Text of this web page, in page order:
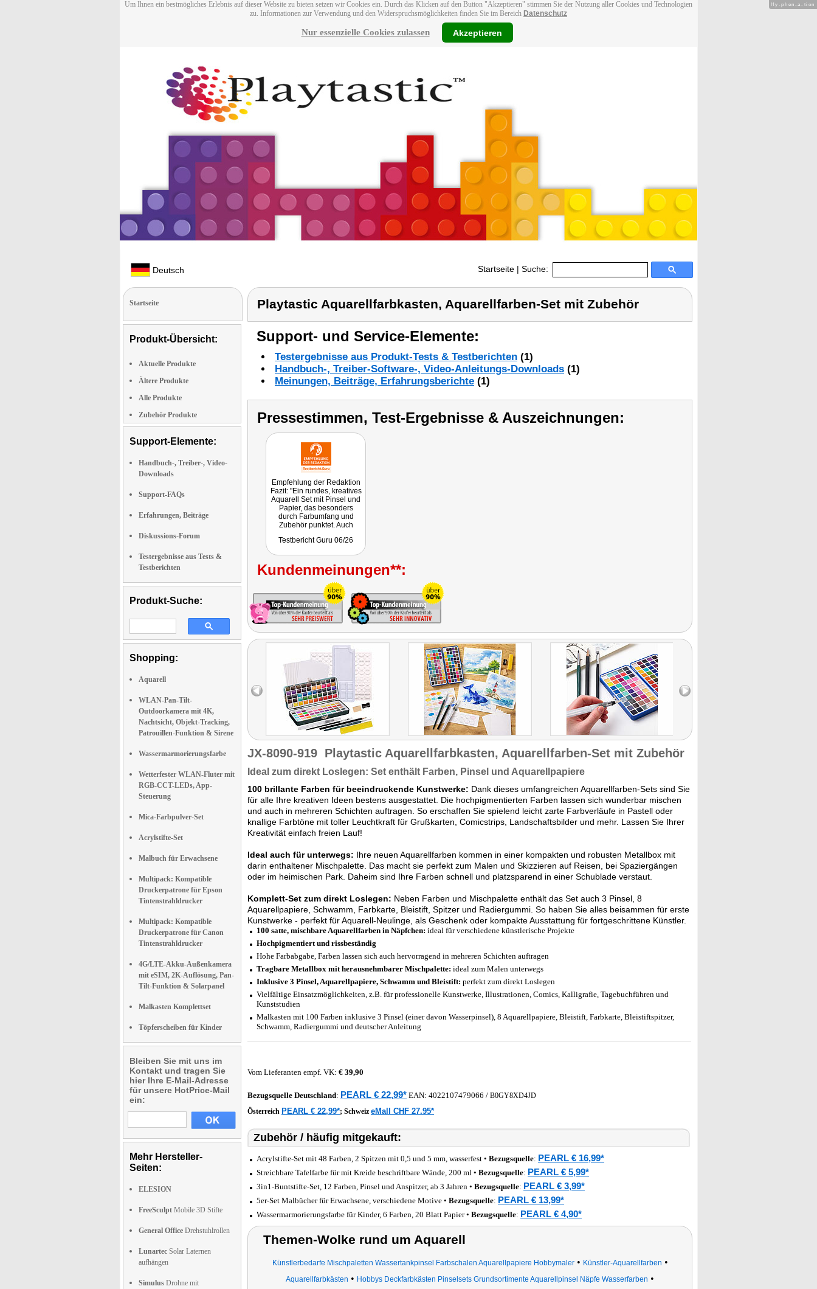
Um Ihnen ein bestmögliches Erlebnis auf dieser Website zu bieten setzen wir Cookies ein. Durch das Klicken auf den Button "Akzeptieren" stimmen Sie der Nutzung aller Cookies und Technologien
zu. Informationen zur Verwendung und den Widerspruchsmöglichkeiten finden Sie im Bereich Datenschutz
Nur essenzielle Cookies zulassen Akzeptieren
Deutsch Startseite | Suche:
Startseite
Produkt-Übersicht:
Aktuelle Produkte
Ältere Produkte
Alle Produkte
Zubehör Produkte
Support-Elemente:
Handbuch-, Treiber-, Video-
Downloads
Support-FAQs
Erfahrungen, Beiträge
Diskussions-Forum
Testergebnisse aus Tests &
Testberichten
Produkt-Suche:
Shopping:
Aquarell
WLAN-Pan-Tilt-
Outdoorkamera mit 4K,
Nachtsicht, Objekt-Tracking,
Patrouillen-Funktion & Sirene
Wassermarmorierungsfarbe
Wetterfester WLAN-Fluter mit
RGB-CCT-LEDs, App-
Steuerung
Mica-Farbpulver-Set
Acrylstifte-Set
Malbuch für Erwachsene
Multipack: Kompatible
Druckerpatrone für Epson
Tintenstrahldrucker
Multipack: Kompatible
Druckerpatrone für Canon
Tintenstrahldrucker
4G/LTE-Akku-Außenkamera
mit eSIM, 2K-Auflösung, Pan-
Tilt-Funktion & Solarpanel
Malkasten Komplettset
Töpferscheiben für Kinder
Bleiben Sie mit uns im
Kontakt und tragen Sie
hier Ihre E-Mail-Adresse
für unsere HotPrice-Mail
ein:
Mehr Hersteller-
Seiten:
ELESION
FreeSculpt Mobile 3D Stifte
General Office Drehstuhlrollen
Lunartec Solar Laternen
aufhängen
Simulus Drohne mit
Playtastic Aquarellfarbkasten, Aquarellfarben-Set mit Zubehör
Support- und Service-Elemente:
Testergebnisse aus Produkt-Tests & Testberichten (1)
Handbuch-, Treiber-Software-, Video-Anleitungs-Downloads (1)
Meinungen, Beiträge, Erfahrungsberichte (1)
Pressestimmen, Test-Ergebnisse & Auszeichnungen:
Empfehlung der Redaktion
Fazit: "Ein rundes, kreatives
Aquarell Set mit Pinsel und
Papier, das besonders
durch Farbumfang und
Zubehör punktet. Auch
gehalten, was bei vielen
hier jedoch durchaus gute
Resultate zum Vorschein
kommen."
Testbericht Guru 06/26
Kundenmeinungen**:
JX-8090-919 Playtastic Aquarellfarbkasten, Aquarellfarben-Set mit Zubehör
Ideal zum direkt Loslegen: Set enthält Farben, Pinsel und Aquarellpapiere
100 brillante Farben für beeindruckende Kunstwerke: Dank dieses umfangreichen Aquarellfarben-Sets sind Sie
für alle Ihre kreativen Ideen bestens ausgestattet. Die hochpigmentierten Farben lassen sich wunderbar mischen
und auch in mehreren Schichten auftragen. So erschaffen Sie spielend leicht zarte Farbverläufe in Pastell oder
knallige Farbtöne mit toller Leuchtkraft für Grußkarten, Comicstrips, Landschaftsbilder und mehr. Lassen Sie Ihrer
Kreativität einfach freien Lauf!
Ideal auch für unterwegs: Ihre neuen Aquarellfarben kommen in einer kompakten und robusten Metallbox mit
darin enthaltener Mischpalette. Das macht sie perfekt zum Malen und Skizzieren auf Reisen, bei Spaziergängen
oder im heimischen Park. Daheim sind Ihre Farben schnell und platzsparend in einer Schublade verstaut.
Komplett-Set zum direkt Loslegen: Neben Farben und Mischpalette enthält das Set auch 3 Pinsel, 8
Aquarellpapiere, Schwamm, Farbkarte, Bleistift, Spitzer und Radiergummi. So haben Sie alles beisammen für erste
Kunstwerke - perfekt für Aquarell-Neulinge, als Geschenk oder kompakte Ausstattung für fortgeschrittene Künstler.
100 satte, mischbare Aquarellfarben in Näpfchen: ideal für verschiedene künstlerische Projekte
Hochpigmentiert und rissbeständig
Hohe Farbabgabe, Farben lassen sich auch hervorragend in mehreren Schichten auftragen
Tragbare Metallbox mit herausnehmbarer Mischpalette: ideal zum Malen unterwegs
Inklusive 3 Pinsel, Aquarellpapiere, Schwamm und Bleistift: perfekt zum direkt Loslegen
Vielfältige Einsatzmöglichkeiten, z.B. für professionelle Kunstwerke, Illustrationen, Comics, Kalligrafie, Tagebuchführen und
Kunststudien
Malkasten mit 100 Farben inklusive 3 Pinsel (einer davon Wasserpinsel), 8 Aquarellpapiere, Bleistift, Farbkarte, Bleistiftspitzer,
Schwamm, Radiergummi und deutscher Anleitung
Vom Lieferanten empf. VK: € 39,90
Bezugsquelle Deutschland: PEARL € 22,99* EAN: 4022107479066 / B0GY8XD4JD
Österreich PEARL € 22,99*; Schweiz eMall CHF 27.95*
Zubehör / häufig mitgekauft:
Acrylstifte-Set mit 48 Farben, 2 Spitzen mit 0,5 und 5 mm, wasserfest • Bezugsquelle: PEARL € 16,99*
Streichbare Tafelfarbe für mit Kreide beschriftbare Wände, 200 ml • Bezugsquelle: PEARL € 5,99*
3in1-Buntstifte-Set, 12 Farben, Pinsel und Anspitzer, ab 3 Jahren • Bezugsquelle: PEARL € 3,99*
5er-Set Malbücher für Erwachsene, verschiedene Motive • Bezugsquelle: PEARL € 13,99*
Wassermarmorierungsfarbe für Kinder, 6 Farben, 20 Blatt Papier • Bezugsquelle: PEARL € 4,90*
Themen-Wolke rund um Aquarell
Künstlerbedarfe Mischpaletten Wassertankpinsel Farbschalen Aquarellpapiere Hobbymaler• Künstler-Aquarellfarben •
Aquarellfarbkästen • Hobbys Deckfarbkästen Pinselsets Grundsortimente Aquarellpinsel Näpfe Wasserfarben •
Hy-phen-a-tion